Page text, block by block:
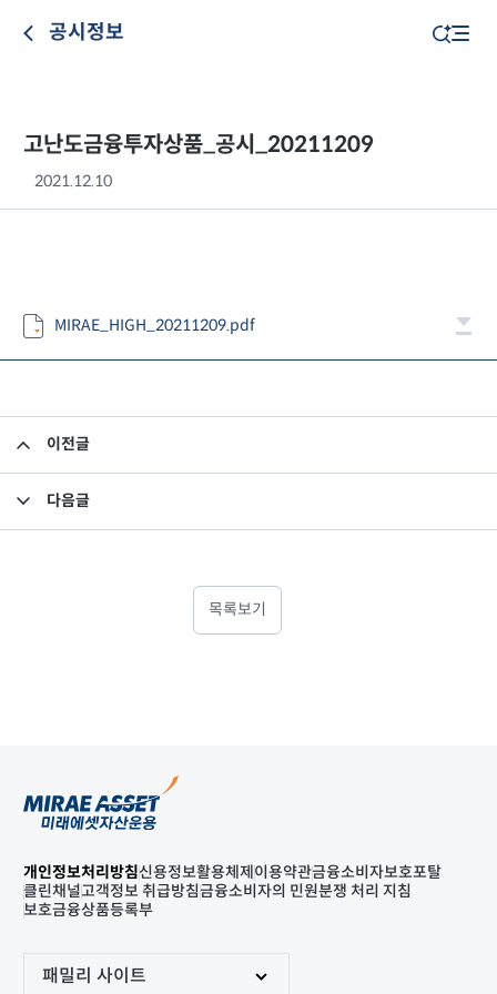
공시정보
고난도금융투자상품_공시_20211209
2021.12.10
MIRAE_HIGH_20211209.pdf
이전글
다음글
목록보기
개인정보처리방침신용정보활용체제 이용약관금융소비자보호포탈
클린채널고객정보 취급방침금융소비자의 민원분쟁 처리 지침
보호금융상품등록부
패밀리 사이트